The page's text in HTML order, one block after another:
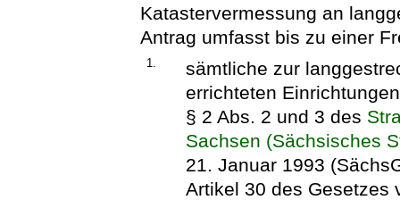
Katastervermessung an
Antrag umfasst bis zu einer
1.
sämtliche zur
errichteten
§ 2 Abs. 2 und 3 des
Sachsen (Sächsisches
21. Januar 1993
Artikel 30 des Gesetzes